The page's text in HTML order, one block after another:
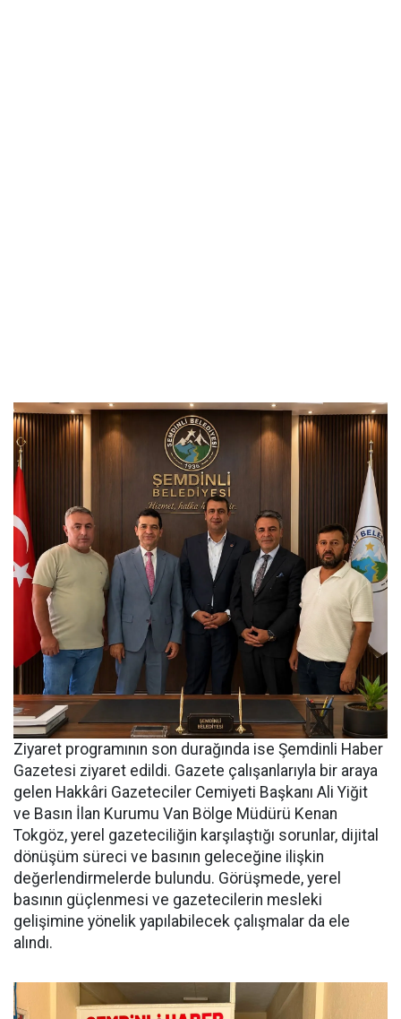
Ziyaret programının son durağında ise Şemdinli Haber
Gazetesi ziyaret edildi. Gazete çalışanlarıyla bir araya
gelen Hakkâri Gazeteciler Cemiyeti Başkanı Ali Yiğit
ve Basın İlan Kurumu Van Bölge Müdürü Kenan
Tokgöz, yerel gazeteciliğin karşılaştığı sorunlar, dijital
dönüşüm süreci ve basının geleceğine ilişkin
değerlendirmelerde bulundu. Görüşmede, yerel
basının güçlenmesi ve gazetecilerin mesleki
gelişimine yönelik yapılabilecek çalışmalar da ele
alındı.